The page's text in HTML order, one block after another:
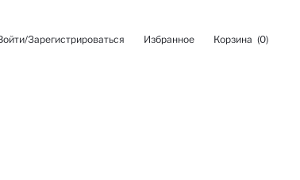
Зарегистрироваться Избранное Корзина (0)